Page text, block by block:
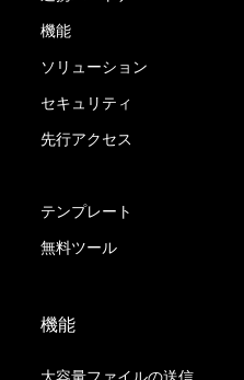
機能
ソリューション
セキュリティ
先行アクセス
テンプレート
無料ツール
機能
大容量ファイルの送信